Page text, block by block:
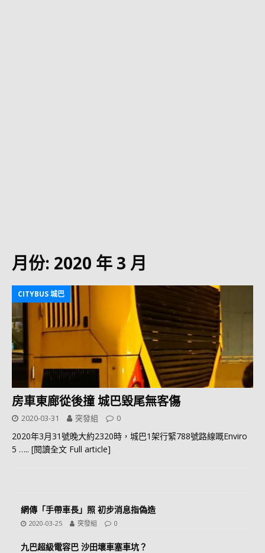
月份: 2020 年 3 月
CITYBUS 城巴
房車東廊從後撞 城巴毀尾無客傷
2020-03-31 突發組 0
2020年3月31號晚大約2320時，城巴1架行緊788號路線嘅Enviro
5 ….. [閱讀全文 Full article]
網傳「手帶車長」照 初步消息指偽造
2020-03-25 突發組 0
九巴超級電容巴 沙田壞車塞車坑？